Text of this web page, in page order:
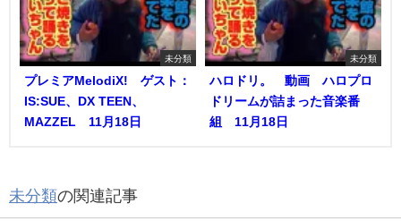
未分類
プレミアMelodiX! ゲスト：
IS:SUE、DX TEEN、
MAZZEL 11月18日
未分類
ハロドリ。 動画 ハロプロ
ドリームが詰まった音楽番
組 11月18日
未分類の関連記事